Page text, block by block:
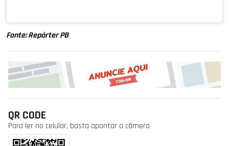
Fonte: Repórter PB
QR CODE
Para ler no celular, basta apontar a câmera